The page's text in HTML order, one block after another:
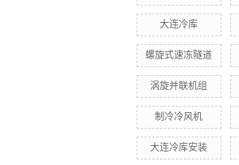
大连冷库
螺旋式速冻隧道
涡旋并联机组
制冷冷风机
大连冷库安装